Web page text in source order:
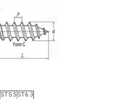
STS.5 ST6.3